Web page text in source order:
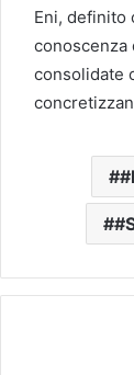
Eni, definito
consolidate